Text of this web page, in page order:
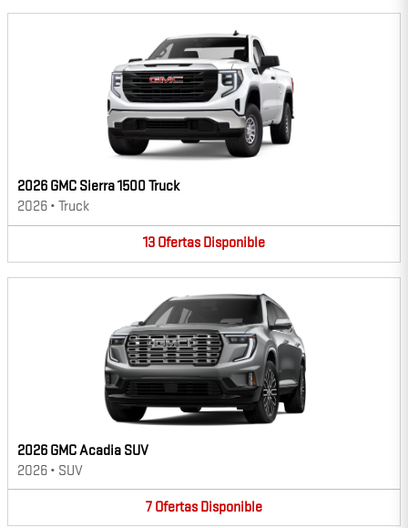
2026 GMC Sierra 1500 Truck
2026 • Truck
13 Ofertas Disponible
2026 GMC Acadia SUV
2026 • SUV
7 Ofertas Disponible